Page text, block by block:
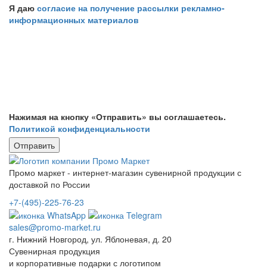
Я даю согласие на получение рассылки рекламно-
информационных материалов
Нажимая на кнопку «Отправить» вы соглашаетесь.
Политикой конфиденциальности
Промо маркет - интернет-магазин сувенирной продукции с
доставкой по России
+7-(495)-225-76-23
sales@promo-market.ru
г. Нижний Новгород, ул. Яблоневая, д. 20
Сувенирная продукция
и корпоративные подарки с логотипом